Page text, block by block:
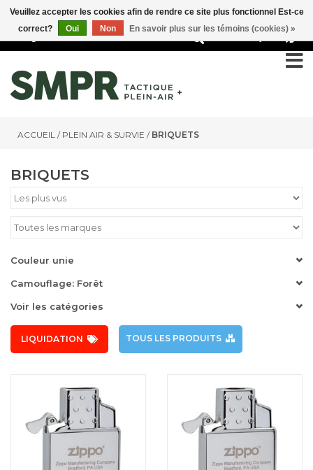
0
ACCUEIL / PLEIN AIR & SURVIE / BRIQUETS
BRIQUETS
Couleur unie
Camouflage: Forêt
Voir les catégories
LIQUIDATION TOUS LES PRODUITS
Veuillez accepter les cookies afin de rendre ce site plus fonctionnel Est-ce
correct?
Oui Non En savoir plus sur les témoins (cookies) »